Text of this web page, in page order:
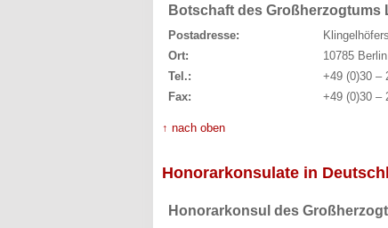
Botschaft des Großherzogtums
Postadresse:
Ort:
10785 Berlin
Tel.:
+49 (0)30 –
Fax:
+49 (0)30 –
↑ nach oben
Honorarkonsulate in
Honorarkonsul des